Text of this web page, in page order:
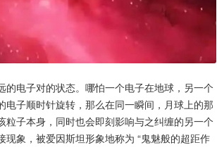
电子对的状态。哪怕一个电子在地球，另一个
子顺时针旋转，那么在同一瞬间，月球上的那
子本身，同时也会即刻影响与之纠缠的另一个
象，被爱因斯坦形象地称为 “鬼魅般的超距作